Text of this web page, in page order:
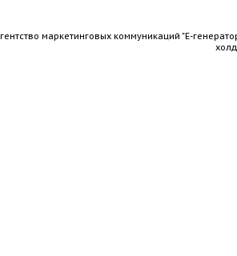
маркетинговых коммуникаций "Е-